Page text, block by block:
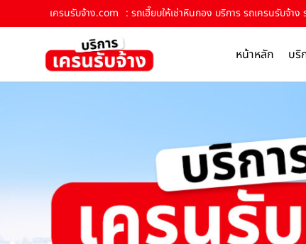
เครนรับจ้าง.com : รถเฮี๊ยบให้เช่าหินกอง บริการ รถเครนรับจ้าง
หน้าหลัก บริ